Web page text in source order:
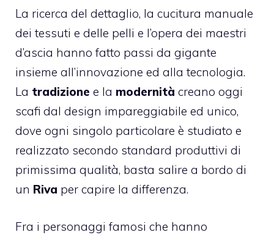
La ricerca del dettaglio, la cucitura manuale
dei tessuti e delle pelli e l’opera dei maestri
d’ascia hanno fatto passi da gigante
insieme all’innovazione ed alla tecnologia.
La tradizione e la modernità creano oggi
scafi dal design impareggiabile ed unico,
dove ogni singolo particolare è studiato e
realizzato secondo standard produttivi di
primissima qualità, basta salire a bordo di
un Riva per capire la differenza.
Fra i personaggi famosi che hanno